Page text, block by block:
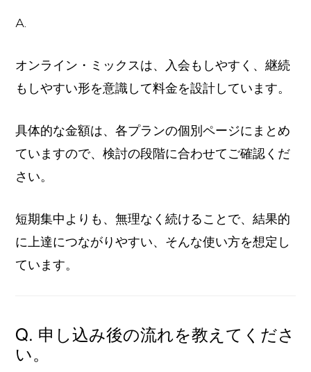
A.
オンライン・ミックスは、入会もしやすく、継続
もしやすい形を意識して料金を設計しています。
具体的な金額は、各プランの個別ページにまとめ
ていますので、検討の段階に合わせてご確認くだ
さい。
短期集中よりも、無理なく続けることで、結果的
に上達につながりやすい、そんな使い方を想定し
ています。
Q. 申し込み後の流れを教えてくださ
い。